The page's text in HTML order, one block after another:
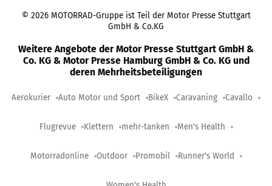
© 2026 MOTORRAD-Gruppe ist Teil der Motor Presse Stuttgart
GmbH & Co.KG
Weitere Angebote der Motor Presse Stuttgart GmbH &
Co. KG & Motor Presse Hamburg GmbH & Co. KG und
deren Mehrheitsbeteiligungen
Aerokurier Auto Motor und Sport BikeX Caravaning Cavallo
Flugrevue Klettern mehr-tanken Men's Health
Motorradonline Outdoor Promobil Runner's World